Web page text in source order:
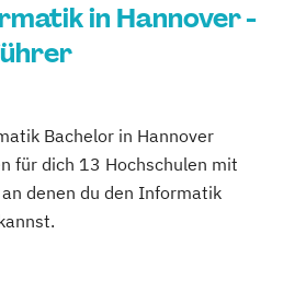
in Hannover -
Bachelor in Hannover
für dich 13 Hochschulen mit
denen du den Informatik